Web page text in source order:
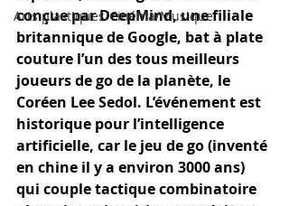
Arts plastiques/Cinéma/Musique
conçue par DeepMind, une filiale
britannique de Google, bat à plate
couture l’un des tous meilleurs
joueurs de go de la planète, le
Coréen Lee Sedol. L’événement est
historique pour l’intelligence
artificielle, car le jeu de go (inventé
en chine il y a environ 3000 ans)
qui couple tactique combinatoire